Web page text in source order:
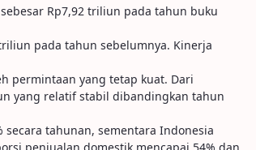
Rp7,92 triliun pada tahun buku
pada tahun sebelumnya. Kinerja
permintaan yang tetap kuat. Dari
yang relatif stabil dibandingkan tahun
tahunan, sementara Indonesia